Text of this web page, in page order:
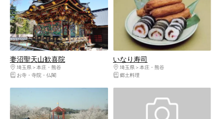
妻沼聖天山歓喜院
埼玉県
本庄・熊谷
お寺・寺院・仏閣
いなり寿司
埼玉県
本庄・熊谷
郷土料理